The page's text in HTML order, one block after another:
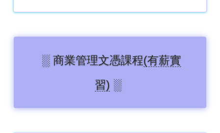
░ 商業管理文憑課程(有薪實
習) ░